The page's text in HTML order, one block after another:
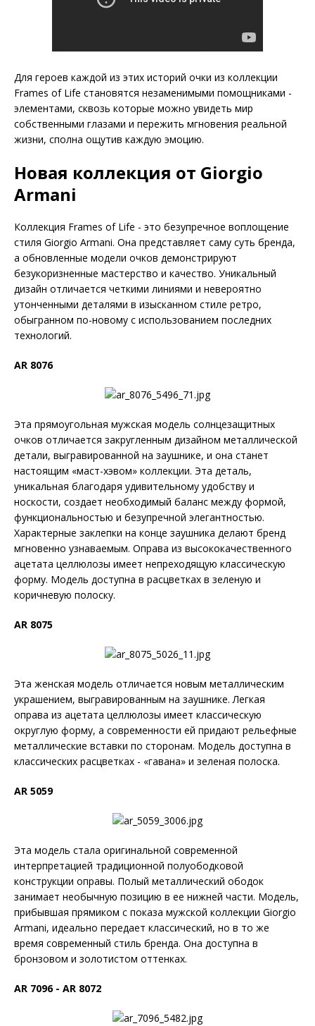
Для героев каждой из этих историй очки из коллекции
Frames of Life становятся незаменимыми помощниками -
элементами, сквозь которые можно увидеть мир
собственными глазами и пережить мгновения реальной
жизни, сполна ощутив каждую эмоцию.
Новая коллекция от Giorgio
Armani
Коллекция Frames of Life - это безупречное воплощение
стиля Giorgio Armani. Она представляет саму суть бренда,
а обновленные модели очков демонстрируют
безукоризненные мастерство и качество. Уникальный
дизайн отличается четкими линиями и невероятно
утонченными деталями в изысканном стиле ретро,
обыгранном по-новому с использованием последних
технологий.
AR 8076
Эта прямоугольная мужская модель солнцезащитных
очков отличается закругленным дизайном металлической
детали, выгравированной на заушнике, и она станет
настоящим «маст-хэвом» коллекции. Эта деталь,
уникальная благодаря удивительному удобству и
носкости, создает необходимый баланс между формой,
функциональностью и безупречной элегантностью.
Характерные заклепки на конце заушника делают бренд
мгновенно узнаваемым. Оправа из высококачественного
ацетата целлюлозы имеет непреходящую классическую
форму. Модель доступна в расцветках в зеленую и
коричневую полоску.
AR 8075
Эта женская модель отличается новым металлическим
украшением, выгравированным на заушнике. Легкая
оправа из ацетата целлюлозы имеет классическую
округлую форму, а современности ей придают рельефные
металлические вставки по сторонам. Модель доступна в
классических расцветках - «гавана» и зеленая полоска.
AR 5059
Эта модель стала оригинальной современной
интерпретацией традиционной полуободковой
конструкции оправы. Полый металлический ободок
занимает необычную позицию в ее нижней части. Модель,
прибывшая прямиком с показа мужской коллекции Giorgio
Armani, идеально передает классический, но в то же
время современный стиль бренда. Она доступна в
бронзовом и золотистом оттенках.
AR 7096 - AR 8072